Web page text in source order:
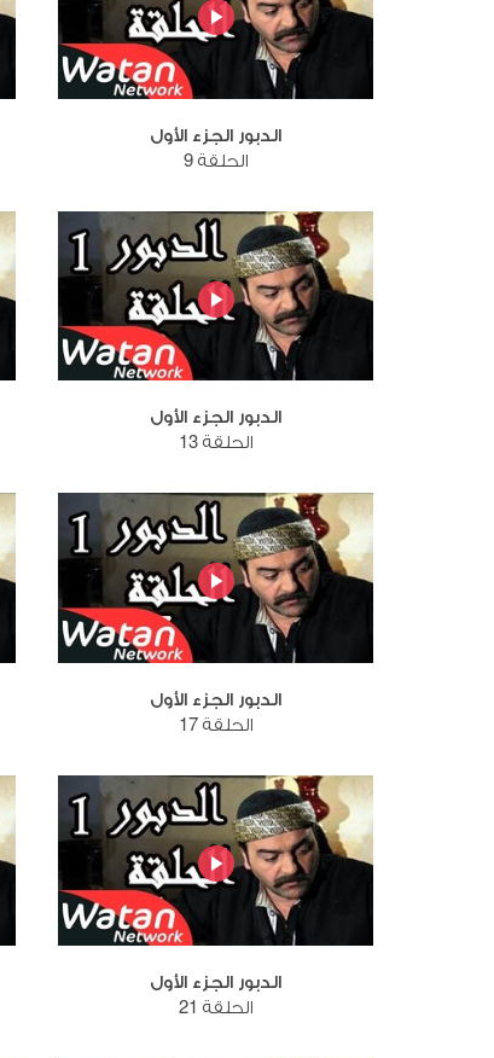
الدبور الجزء الأول
الحلقة 9
الدبور الجزء الأول
الحلقة 13
الدبور الجزء الأول
الحلقة 17
الدبور الجزء الأول
الحلقة 21